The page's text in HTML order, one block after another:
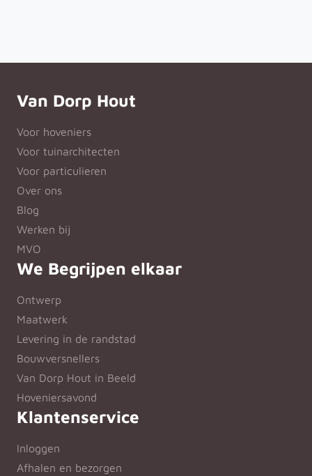
Van Dorp Hout
Voor hoveniers
Voor tuinarchitecten
Voor particulieren
Over ons
Blog
Werken bij
MVO
We Begrijpen elkaar
Ontwerp
Maatwerk
Levering in de randstad
Bouwversnellers
Van Dorp Hout in Beeld
Hoveniersavond
Klantenservice
Inloggen
Afhalen en bezorgen